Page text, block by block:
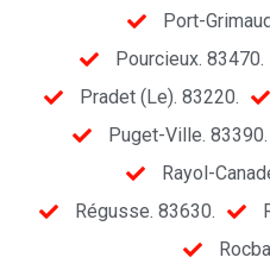
Port-
Pourcieux. 83470.
Pradet (Le). 83220.
Puget-Ville. 83390.
Rayol-
Régusse. 83630.